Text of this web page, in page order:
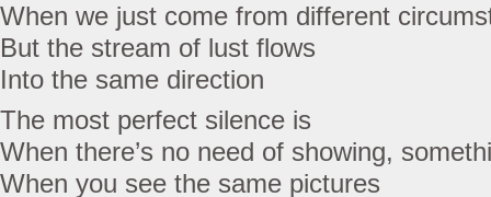
When we just come from different
But the stream of lust flows
Into the same direction
The most perfect silence is
When there’s no need of showing,
When you see the same pictures